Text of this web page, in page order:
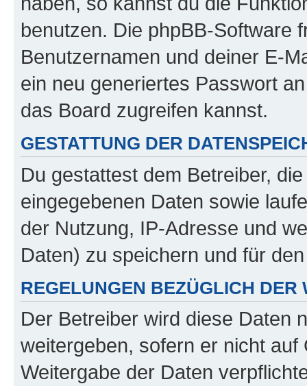
benutzen. Die phpBB-Software
Benutzernamen und deiner E-
ein neu generiertes Passwort
das Board zugreifen kannst.
GESTATTUNG DER
Du gestattest dem Betreiber,
eingegebenen Daten sowie
der Nutzung, IP-Adresse und
Daten) zu speichern und für
REGELUNGEN BEZÜGLICH DER
Der Betreiber wird diese Daten
weitergeben, sofern er nicht
Weitergabe der Daten